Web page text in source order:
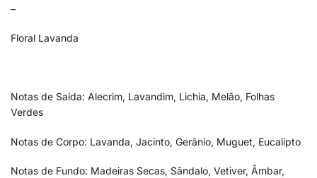
–
Floral Lavanda
Notas de Saída: Alecrim, Lavandim, Lichia, Melão, Folhas
Verdes
Notas de Corpo: Lavanda, Jacinto, Gerânio, Muguet, Eucalipto
Notas de Fundo: Madeiras Secas, Sândalo, Vetiver, Âmbar,